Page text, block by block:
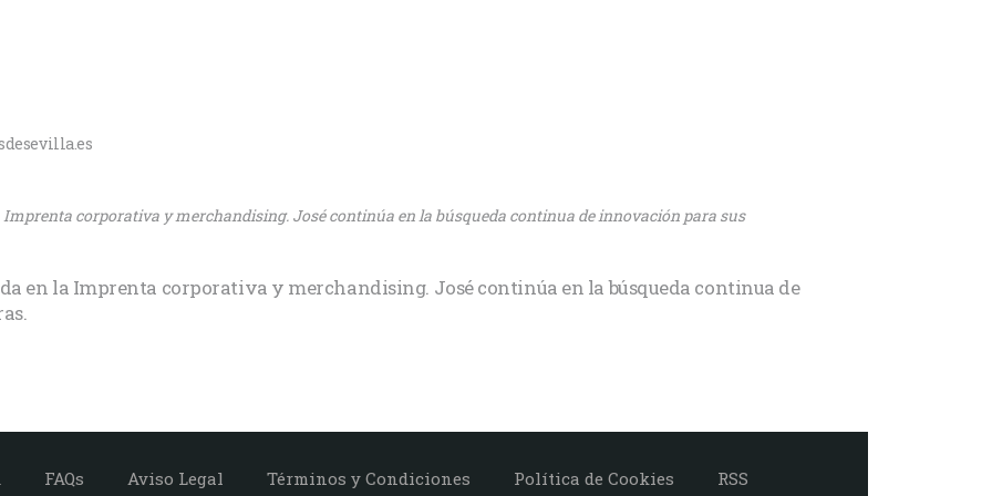
corporativa y merchandising. José continúa en la búsqueda continua de innovación para sus
en la Imprenta corporativa y merchandising. José continúa en la búsqueda continua de
FAQs Aviso Legal Términos y Condiciones Política de Cookies RSS